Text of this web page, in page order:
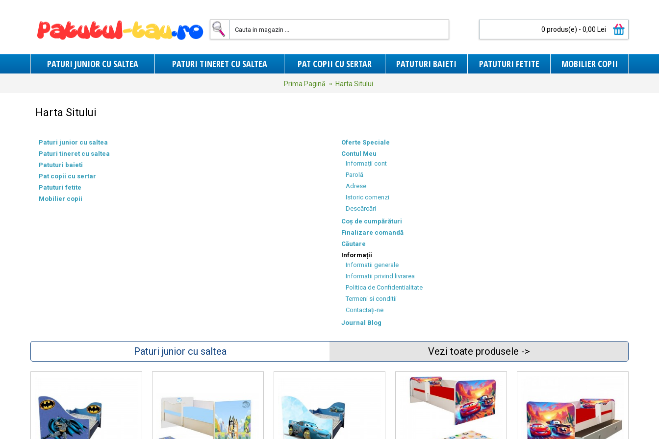
0 produs(e) - 0,00 Lei
PATURI JUNIOR CU SALTEA PATURI TINERET CU SALTEA PAT COPII CU SERTAR PATUTURI BAIETI PATUTURI FETITE MOBILIER COPII
Prima Pagină Harta Sitului
Harta Sitului
Paturi junior cu saltea
Paturi tineret cu saltea
Patuturi baieti
Pat copii cu sertar
Patuturi fetite
Mobilier copii
Oferte Speciale
Contul Meu
Informații cont
Parolă
Adrese
Istoric comenzi
Descărcări
Coș de cumpărături
Finalizare comandă
Căutare
Informații
Informatii generale
Informatii privind livrarea
Politica de Confidentialitate
Termeni si conditii
Contactați-ne
Journal Blog
Paturi junior cu saltea Vezi toate produsele ->